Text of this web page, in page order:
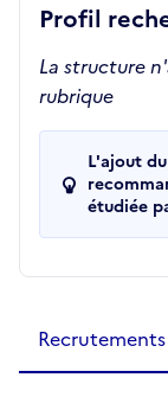
Profil
La structure
rubrique
L'ajout
étudiée